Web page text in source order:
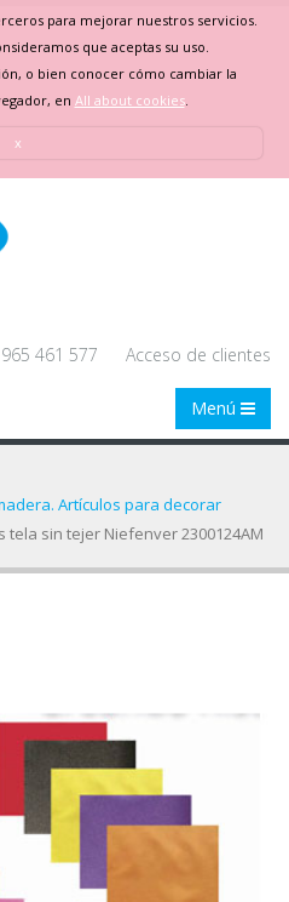
para mejorar nuestros servicios.
que aceptas su uso.
o bien conocer cómo cambiar la
en All about cookies.
x
965 461 577 Acceso de clientes
Menú
Artículos para decorar
sin tejer Niefenver 2300124AM